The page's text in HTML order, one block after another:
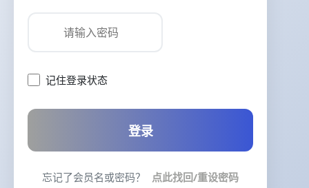
记住登录状态
登录
忘记了会员名或密码？ 点此找回/重设密码